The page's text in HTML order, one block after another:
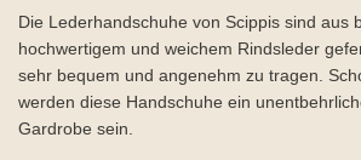
Die Lederhandschuhe von Scippis sind aus
hochwertigem und weichem Rindsleder
sehr bequem und angenehm zu tragen.
werden diese Handschuhe ein
Gardrobe sein.